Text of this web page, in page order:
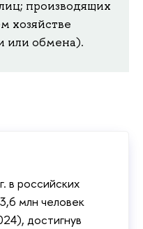
производящих
хозяйстве
или обмена).
в российских
млн человек
достигнув